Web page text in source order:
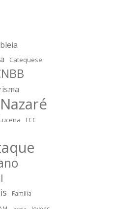
Catequese
ECC
Família